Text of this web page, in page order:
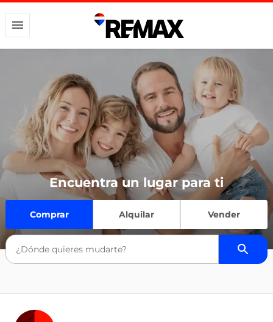
Encuentra un lugar para ti
Comprar Alquilar Vender